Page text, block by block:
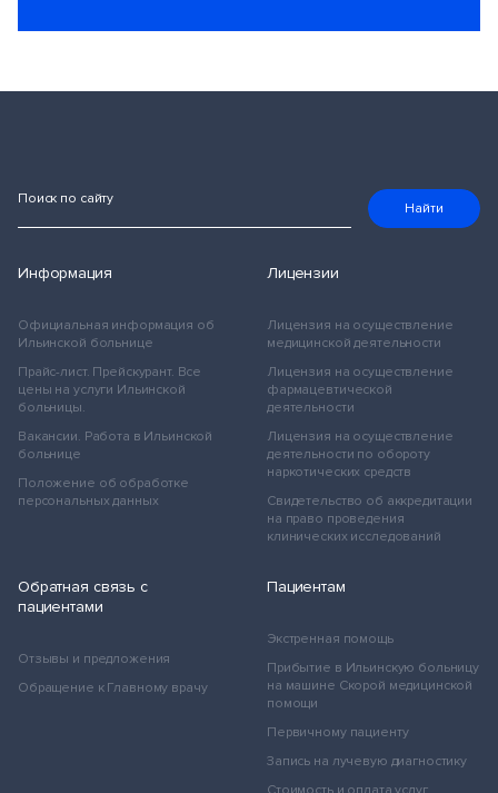
Поиск по сайту
Найти
Информация
Официальная информация об
Ильинской больнице
Прайс-лист. Прейскурант. Все
цены на услуги Ильинской
больницы.
Вакансии. Работа в Ильинской
больнице
Положение об обработке
персональных данных
Лицензии
Лицензия на осуществление
медицинской деятельности
Лицензия на осуществление
фармацевтической
деятельности
Лицензия на осуществление
деятельности по обороту
наркотических средств
Свидетельство об аккредитации
на право проведения
клинических исследований
Обратная связь с
пациентами
Отзывы и предложения
Обращение к Главному врачу
Пациентам
Экстренная помощь
Прибытие в Ильинскую больницу
на машине Скорой медицинской
помощи
Первичному пациенту
Запись на лучевую диагностику